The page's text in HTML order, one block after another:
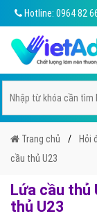
Hotline: 0964 82
Trang chủ Hỏi
cầu thủ U23
Lứa cầu thủ
thủ U23